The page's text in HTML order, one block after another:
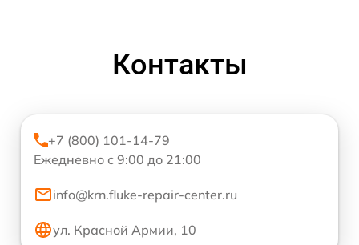
Контакты
+7 (800) 101-14-79
Ежедневно с 9:00 до 21:00
info@krn.fluke-repair-center.ru
ул. Красной Армии, 10